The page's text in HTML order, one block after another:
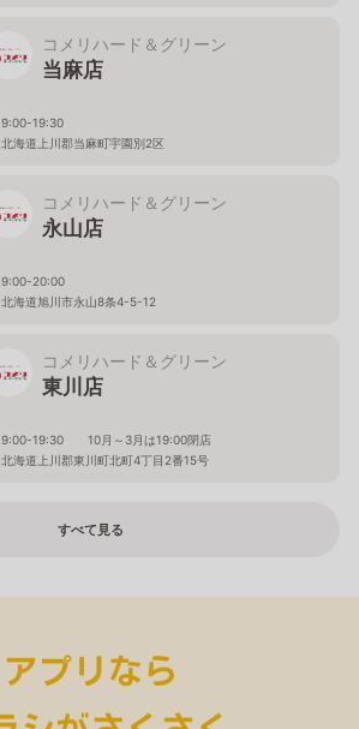
コメリハード＆グリーン
当麻店
9:00-19:30
北海道上川郡当麻町宇園別2区
コメリハード＆グリーン
永山店
9:00-20:00
北海道旭川市永山8条4-5-12
コメリハード＆グリーン
東川店
9:00-19:30 10月～3月は19:00閉店
北海道上川郡東川町北町4丁目2番15号
すべて見る